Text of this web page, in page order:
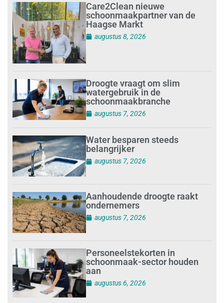
Care2Clean nieuwe
schoonmaakpartner van de
Haagse Markt
augustus 8, 2026
Droogte vraagt om slim
watergebruik in de
schoonmaakbranche
augustus 7, 2026
Water besparen steeds
belangrijker
augustus 7, 2026
Aanhoudende droogte raakt
ondernemers
augustus 7, 2026
Personeelstekorten in
schoonmaak-sector houden
aan
augustus 6, 2026